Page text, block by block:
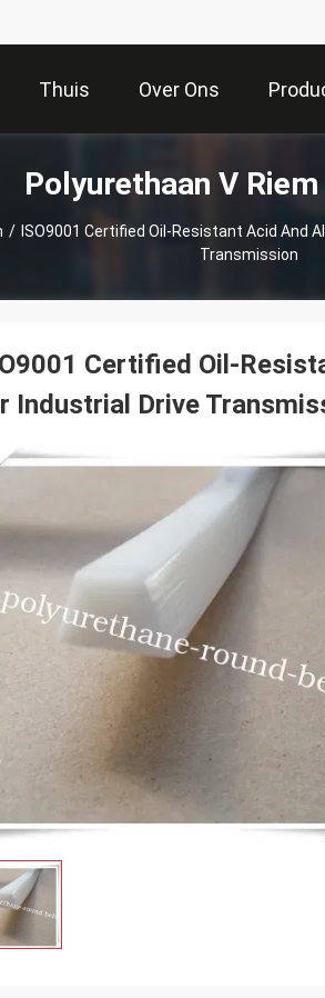
Thuis Over Ons
Polyurethaan V
/ ISO9001 Certified Oil-Resistant Acid And
Transmission
Certified Oil-
Industrial Drive